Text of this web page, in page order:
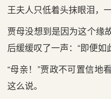
王夫人只低着头抹眼泪，
贾母没想到是因为这个缘
后缓缓叹了一声：“即便如
“母亲！”贾政不可置信地
这么说。